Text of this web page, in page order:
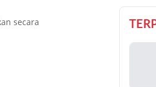
secara